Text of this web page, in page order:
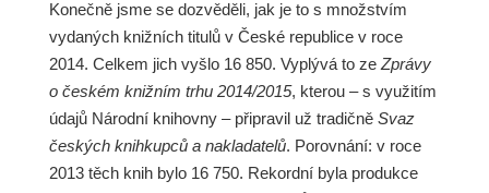
Konečně jsme se dozvěděli, jak je to s množstvím
vydaných knižních titulů v České republice v roce
2014. Celkem jich vyšlo 16 850. Vyplývá to ze Zprávy
o českém knižním trhu 2014/2015, kterou – s využitím
údajů Národní knihovny – připravil už tradičně Svaz
českých knihkupců a nakladatelů. Porovnání: v roce
2013 těch knih bylo 16 750. Rekordní byla produkce